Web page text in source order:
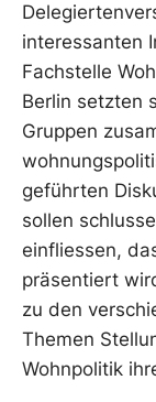
interessanten
Fachstelle
Berlin setzten
Gruppen
geführten
sollen
einfliessen,
präsentiert
zu den
Themen
Wohnpolitik